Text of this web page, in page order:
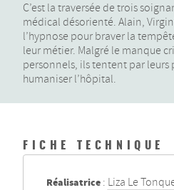
C’est la traversée de trois
médical désorienté. Alain,
l’hypnose pour braver la
leur métier. Malgré le manque
personnels, ils tentent par leurs
humaniser l’hôpital.
FICHE TECHNIQUE
Réalisatrice : Liza Le